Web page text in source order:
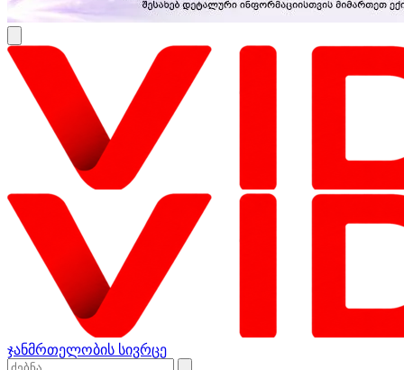
ჯანმრთელობის სივრცე